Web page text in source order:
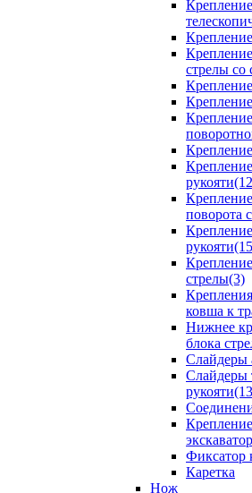
стрелы со
поворота
стрелы(3)
ковша к
Нижнее
блока
Слайдеры
Слайдеры
Фиксатор
Каретка
Нож